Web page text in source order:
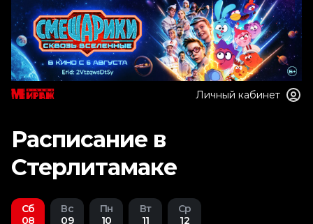
Личный кабинет
Расписание в
Стерлитамаке
Сб
08
Вс
09
Пн
10
Вт
11
Ср
12